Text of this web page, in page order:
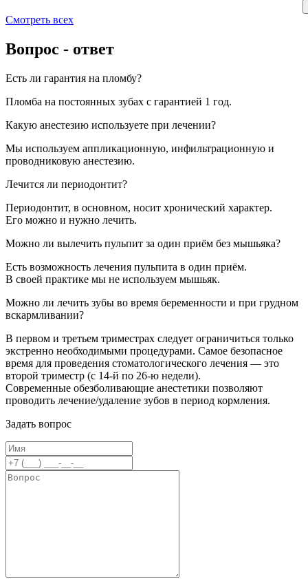
Смотреть всех
Вопрос - ответ
Есть ли гарантия на пломбу?
Пломба на постоянных зубах с гарантией 1 год.
Какую анестезию используете при лечении?
Мы используем аппликационную, инфильтрационную и
проводниковую анестезию.
Лечится ли периодонтит?
Периодонтит, в основном, носит хронический характер.
Его можно и нужно лечить.
Можно ли вылечить пульпит за один приём без мышьяка?
Есть возможность лечения пульпита в один приём.
В своей практике мы не используем мышьяк.
Можно ли лечить зубы во время беременности и при грудном
вскармливании?
В первом и третьем триместрах следует ограничиться только
экстренно необходимыми процедурами. Самое безопасное
время для проведения стоматологического лечения — это
второй триместр (с 14-й по 26-ю недели).
Современные обезболивающие анестетики позволяют
проводить лечение/удаление зубов в период кормления.
Задать вопрос